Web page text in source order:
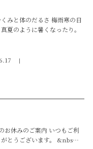
みと体のだるさ 梅雨寒の日
夏のように暑くなったり。
|
お休みのご案内 いつもご利
がとうございます。 &nbs…